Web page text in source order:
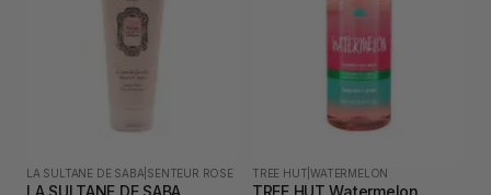
LA SULTANE DE SABA SENTEUR ROSE
LA SULTANE DE SABA
TREE HUT |WATERMELON
TREE HUT Watermelon